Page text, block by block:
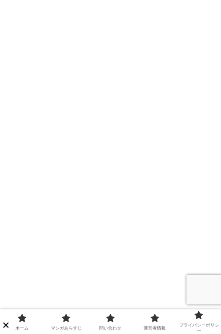
ホーム マンガあらすじ 問い合わせ 運営者情報
プライバシーポリシ
ー